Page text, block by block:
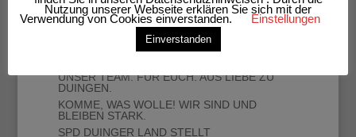
Neueste Beiträge
UNSER TEAM. FÜR EUCH. AUS LIEBE ZU
DUINGEN.
KOMME, WAS WOLLE! WIR SIND UND
BLEIBEN STARK.
SPD DUINGER LAND STELLT
Nutzung unserer Webseite erklären Sie sich mit der
Verwendung von Cookies einverstanden. Einstellungen
Einverstanden